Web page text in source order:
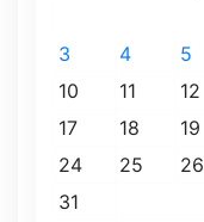
3
4 5
10
11 12
17
18 19
24
25 26
31